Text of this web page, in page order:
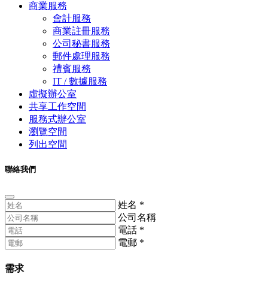
商業服務
會計服務
商業註冊服務
公司秘書服務
郵件處理服務
禮賓服務
IT / 數據服務
虛擬辦公室
共享工作空間
服務式辦公室
瀏覽空間
列出空間
聯絡我們
姓名 *
公司名稱
電話 *
電郵 *
需求